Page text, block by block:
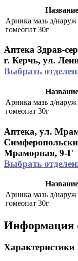
Название
Арника мазь д/
гомеопат 30г
Аптека Здрав-
г. Керчь, ул.
Выбрать
Название
Арника мазь д/
гомеопат 30г
Аптека, ул.
Мраморная, 9-Г
Выбрать
Название
Арника мазь д/
гомеопат 30г
Информация
Характеристики